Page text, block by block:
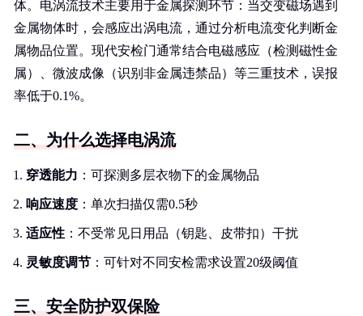
体。电涡流技术主要用于金属探测环节：当交变磁场遇到
金属物体时，会感应出涡电流，通过分析电流变化判断金
属物品位置。现代安检门通常结合电磁感应（检测磁性金
属）、微波成像（识别非金属违禁品）等三重技术，误报
率低于0.1%。
二、为什么选择电涡流
穿透能力 ：可探测多层衣物下的金属物品
响应速度 ：单次扫描仅需0.5秒
适应性 ：不受常见日用品（钥匙、皮带扣）干扰
灵敏度调节 ：可针对不同安检需求设置20级阈值
三、安全防护双保险